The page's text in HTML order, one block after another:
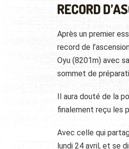
RECORD
Après un premier
record de
Oyu (8201m) avec
sommet de
Il aura douté de la
finalement reçu les
Avec celle qui
lundi 24 avril, et se